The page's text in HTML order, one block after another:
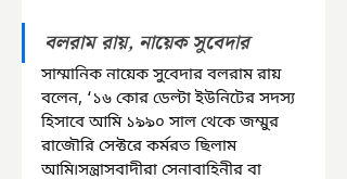
বলরাম রায়, নায়েক সুবেদার
সাম্মানিক নায়েক সুবেদার বলরাম রায়
বলেন, ‘১৬ কোর ডেল্টা ইউনিটের সদস্য
হিসাবে আমি ১৯৯০ সাল থেকে জম্মুর
রাজৌরি সেক্টরে কর্মরত ছিলাম
আমি৷সন্ত্রাসবাদীরা সেনাবাহিনীর বা